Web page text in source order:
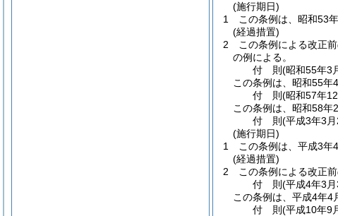
(施行期日)
1
この条例は、昭和53
(経過措置)
2
この条例による改正
の例による。
付 則(昭和55年3
この条例は、昭和55年
付 則(昭和57年
この条例は、昭和58年
付 則(平成3年3
(施行期日)
1
この条例は、平成3年
(経過措置)
2
この条例による改正
付 則(平成4年3
この条例は、平成4年4
付 則(平成10年9